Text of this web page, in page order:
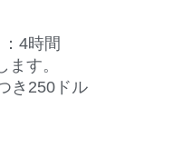
4時間
す。
き250ドル